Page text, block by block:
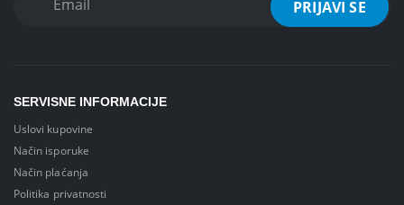
SERVISNE INFORMACIJE
Uslovi kupovine
Način isporuke
Način plaćanja
Politika privatnosti